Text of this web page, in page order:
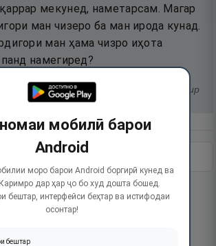
мекунед, наметарсам. Магар
ман чизеро ба ман ирода кунад.
ман ҳама чизро иҳота
намегиред?
тафсир
мобилӣ барои
Android
моро барои Android боргирӣ кунед ва
дар ҳар ҷо бо худ дошта бошед.
бештар, интерфейси беҳтар ва истифодаи
осонтар!
бештар